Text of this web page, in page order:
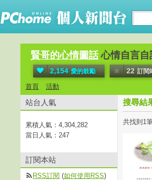
賢哥的心情圖話 心情自言自
2,154 愛的鼓勵 22 訂閱
首頁 活動
搜尋結
共找到1
站台人氣
累積人氣： 4,304,282
當日人氣： 247
訂閱本站
RSS訂閱 (如何使用RSS)